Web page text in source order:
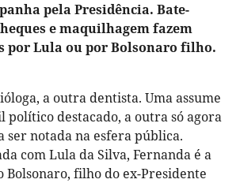
pela Presidência. Bate-
e maquilhagem fazem
por Lula ou por Bolsonaro filho.
a outra dentista. Uma assume
político destacado, a outra só agora
ser notada na esfera pública.
com Lula da Silva, Fernanda é a
Bolsonaro, filho do ex-Presidente